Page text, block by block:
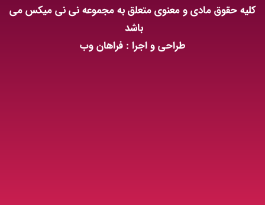
کلیه حقوق مادی و معنوی متعلق به مجموعه نی نی میکس می
باشد
طراحی و اجرا : فراهان وب